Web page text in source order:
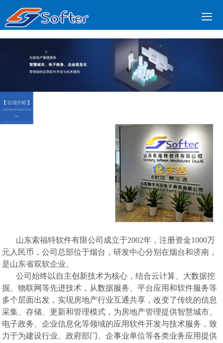

公司简介
更多产品
案例展示
新闻动态
公司资质
联系我们
山东索福特软件有限公司成立于2002年，注册资金1000万
元人民币，公司总部位于烟台，研发中心分别在烟台和济南，
是山东省双软企业。
公司始终以自主创新技术为核心，结合云计算、大数据挖
掘、物联网等先进技术，从数据服务、平台应用和软件服务等
多个层面出发，实现房地产行业互通共享，改变了传统的信息
采集、存储、更新和管理模式，为房地产管理提供智慧城市、
电子政务、企业信息化等领域的应用软件开发与技术服务，致
力于为建设行业、政府部门、企事业单位等各类业务应用提供